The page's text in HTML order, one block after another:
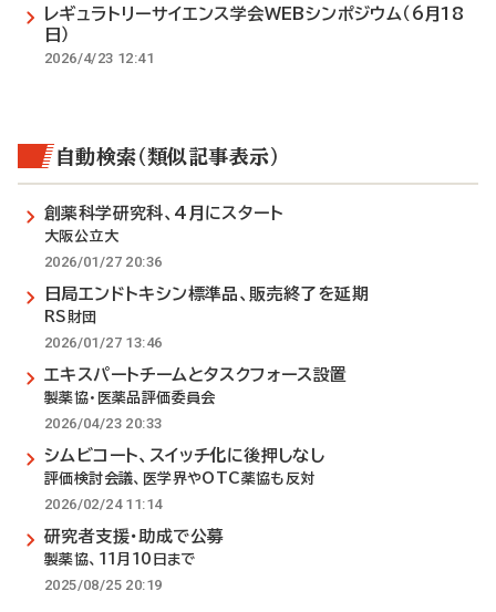
レギュラトリーサイエンス学会WEBシンポジウム（6月18
日）
2026/4/23 12:41
自動検索（類似記事表示）
創薬科学研究科、4月にスタート
大阪公立大
2026/01/27 20:36
日局エンドトキシン標準品、販売終了を延期
RS財団
2026/01/27 13:46
エキスパートチームとタスクフォース設置
製薬協・医薬品評価委員会
2026/04/23 20:33
シムビコート、スイッチ化に後押しなし
評価検討会議、医学界やOTC薬協も反対
2026/02/24 11:14
研究者支援・助成で公募
製薬協、11月10日まで
2025/08/25 20:19